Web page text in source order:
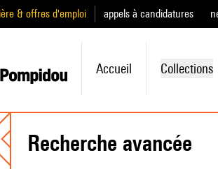
& offres d'emploi appels à candidatures
Accueil Collections
recherche avancée